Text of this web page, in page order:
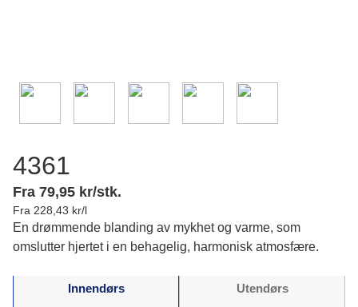
4361
Fra 79,95 kr/stk.
Fra 228,43 kr/l
En drømmende blanding av mykhet og varme, som
omslutter hjertet i en behagelig, harmonisk atmosfære.
Innendørs Utendørs